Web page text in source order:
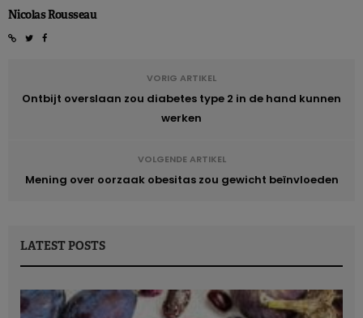
Nicolas Rousseau
VORIG ARTIKEL
Ontbijt overslaan zou diabetes type 2 in de hand kunnen
werken
VOLGENDE ARTIKEL
Mening over oorzaak obesitas zou gewicht beïnvloeden
LATEST POSTS